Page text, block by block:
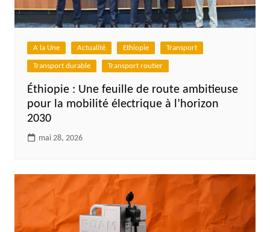
A la Une Actualité Ethiopie Transport
Transport durable Transport routier
Éthiopie : Une feuille de route ambitieuse
pour la mobilité électrique à l’horizon
2030
mai 28, 2026